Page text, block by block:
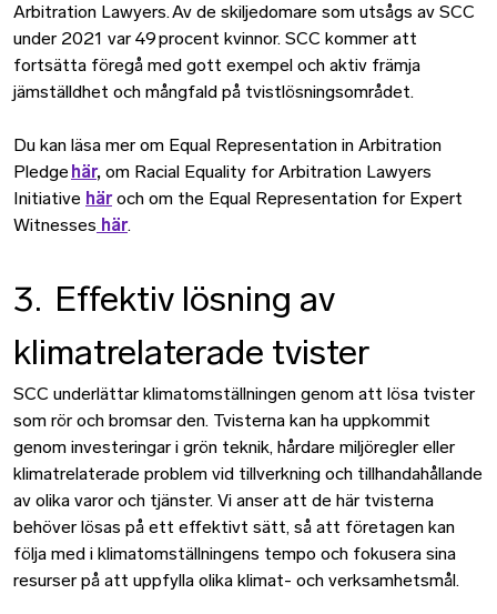
Arbitration Lawyers. Av de skiljedomare som utsågs av SCC
under 2021 var 49 procent kvinnor. SCC kommer att
fortsätta föregå med gott exempel och aktiv främja
jämställdhet och mångfald på tvistlösningsområdet.
Du kan läsa mer om Equal Representation in Arbitration
Pledge här, om Racial Equality for Arbitration Lawyers
Initiative häroch om the Equal Representation for Expert
Witnesses här.
3. Effektiv lösning av
klimatrelaterade tvister
SCC underlättar klimatomställningen genom att lösa tvister
som rör och bromsar den. Tvisterna kan ha uppkommit
genom investeringar i grön teknik, hårdare miljöregler eller
klimatrelaterade problem vid tillverkning och tillhandahållande
av olika varor och tjänster. Vi anser att de här tvisterna
behöver lösas på ett effektivt sätt, så att företagen kan
följa med i klimatomställningens tempo och fokusera sina
resurser på att uppfylla olika klimat- och verksamhetsmål.